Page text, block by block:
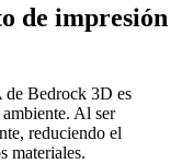
de impresión
de Bedrock 3D es
Al ser
reduciendo el
materiales.